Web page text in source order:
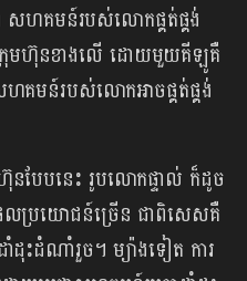
ហគមន៍របស់លោកផ្គត់ផ្គង់
ក្រុមហ៊ុនខាងលើ ដោយមួយគីឡូគឺ
ហគមន៍របស់លោកអាចផ្គត់ផ្គង់
នបែបនេះ រូបលោកផ្ទាល់ ក៏ដូច
ប្រយោជន៍ច្រើន ជាពិសេសគឺ
ាំដុះដំណាំរួច។ ម្យ៉ាងទៀត ការ